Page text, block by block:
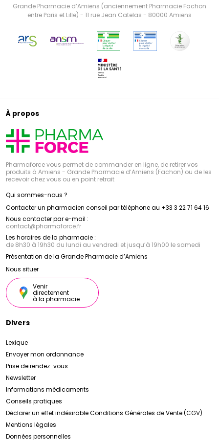
Grande Pharmacie d’Amiens (anciennement Pharmacie Fachon
entre Paris et Lille) - 11 rue Jean Catelas - 80000 Amiens
À propos
Pharmaforce vous permet de commander en ligne, de retirer vos
produits à Amiens - Grande Pharmacie d’Amiens (Fachon) ou de les
recevoir chez vous ou en point retrait
Qui sommes-nous ?
Contacter un pharmacien conseil par téléphone au +33 3 22 71 64 16
Nous contacter par e-mail :
contact@pharmaforce.fr
Les horaires de la pharmacie :
de 8h30 à 19h30 du lundi au vendredi et jusqu’à 19h00 le samedi
Présentation de la Grande Pharmacie d’Amiens
Nous situer
Venir
directement
à la pharmacie
Divers
Lexique
Envoyer mon ordonnance
Prise de rendez-vous
Newsletter
Informations médicaments
Conseils pratiques
Déclarer un effet indésirableConditions Générales de Vente (CGV)
Mentions légales
Données personnelles